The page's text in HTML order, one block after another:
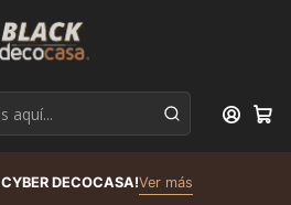
CYBER DECOCASA!Ver más